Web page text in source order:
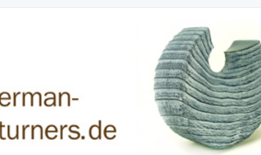
- German-Woodturners *Forum Sauerland*